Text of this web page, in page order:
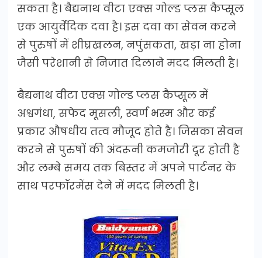
सकता है। बैद्यनाथ वीटा एक्स गोल्ड प्लस कैप्सूल
एक आयुर्वेदिक दवा है। इस दवा का सेवन करने
से पुरुषों में शीघ्रखलन, नपुंसकता, खड़ा ना होना
जैसी परेशानी से निजात दिलाने मदद मिलती है।
बैद्यनाथ वीटा एक्स गोल्ड प्लस कैप्सूल में
अश्वगंधा, सफेद मूसली, स्वर्ण भस्म और कई
प्रकार औषधीय तत्व मौजूद होते है। जिसका सेवन
करने से पुरुषों की अंदरूनी कमजोरी दूर होती है
और लम्बे समय तक बिस्तर में अपने पार्टनर के
साथ परफॉरमेंस देने में मदद मिलती है।